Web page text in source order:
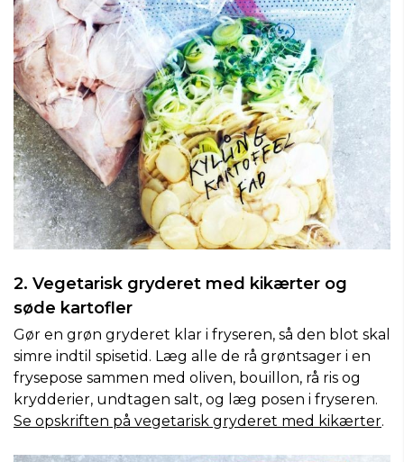
2. Vegetarisk gryderet med kikærter og
søde kartofler
Gør en grøn gryderet klar i fryseren, så den blot skal
simre indtil spisetid. Læg alle de rå grøntsager i en
frysepose sammen med oliven, bouillon, rå ris og
krydderier, undtagen salt, og læg posen i fryseren.
Se opskriften på vegetarisk gryderet med kikærter.